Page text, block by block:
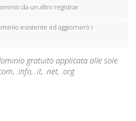
da un altro registrar
esistente ed aggiornerò i
gratuito applicata alle sole
.info, .it, .net, .org